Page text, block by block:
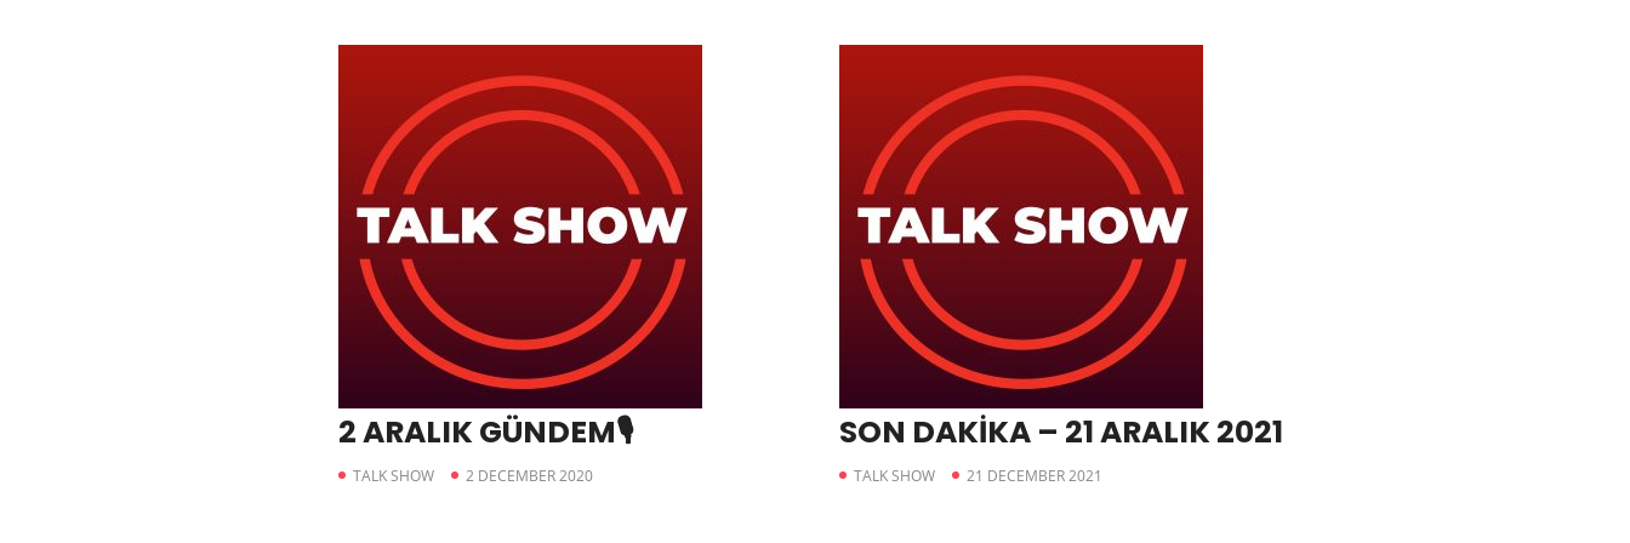
2 ARALIK GÜNDEM🎙
TALK SHOW 2 DECEMBER 2020
SON DAKİKA – 21 ARALIK 2021
TALK SHOW 21 DECEMBER 2021